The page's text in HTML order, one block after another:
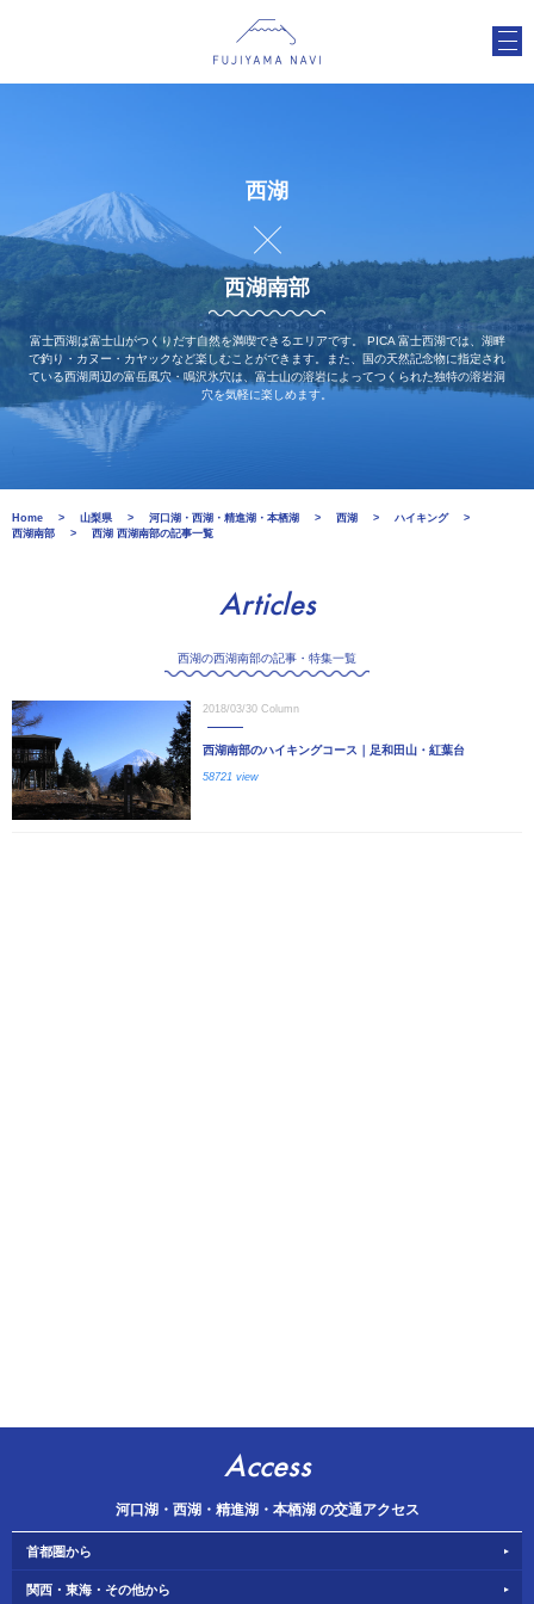
西湖
西湖南部
富士西湖は富士山がつくりだす自然を満喫できるエリアです。 PICA 富士西湖では、湖畔
で釣り・カヌー・カヤックなど楽しむことができます。また、国の天然記念物に指定され
ている西湖周辺の富岳風穴・鳴沢氷穴は、富士山の溶岩によってつくられた独特の溶岩洞
穴を気軽に楽しめます。
Home 山梨県 河口湖・西湖・精進湖・本栖湖 西湖
ハイキング
西湖南部
西湖 西湖南部の記事一覧
Articles
西湖の西湖南部の記事・特集一覧
2018/03/30 Column
西湖南部のハイキングコース｜足和田山・紅葉台
58721 view
Access
河口湖・西湖・精進湖・本栖湖 の交通アクセス
首都圏から
関西・東海・その他から